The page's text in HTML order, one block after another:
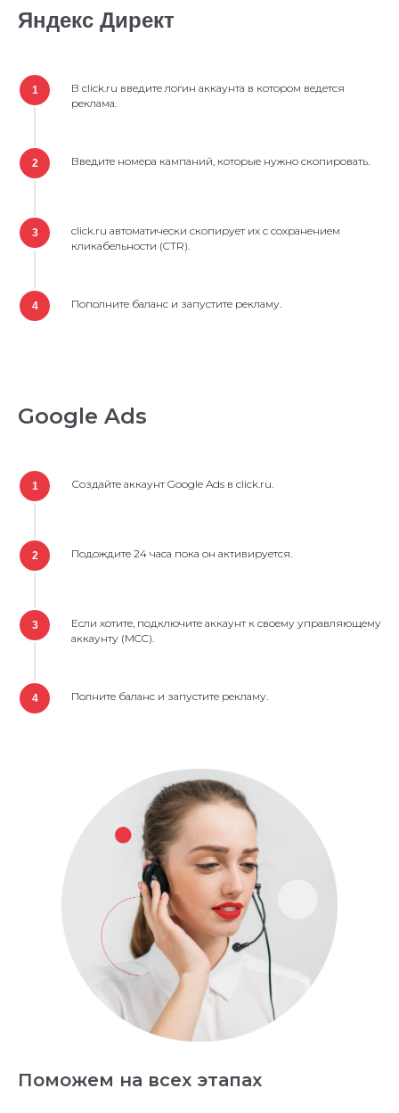
Яндекс Директ
1
В click.ru введите логин аккаунта в котором ведется
реклама.
2 Введите номера кампаний, которые нужно скопировать.
3
click.ru автоматически скопирует их с сохранением
кликабельности (CTR).
4 Пополните баланс и запустите рекламу.
Google Ads
1 Создайте аккаунт Google Ads в click.ru.
2 Подождите 24 часа пока он активируется.
3
Если хотите, подключите аккаунт к своему управляющему
аккаунту (MCC).
4 Полните баланс и запустите рекламу.
Поможем на всех этапах